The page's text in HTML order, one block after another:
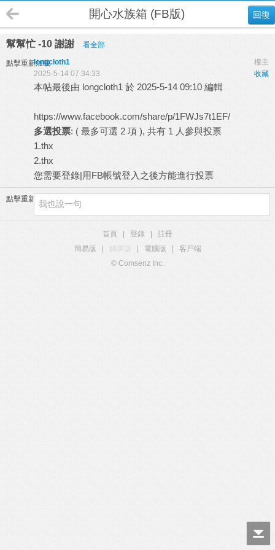
回復
開心水族箱 (FB版)
幫幫忙 -10 謝謝 看全部
點擊重新加載 樓主
longcloth1
收藏
2025-5-14 07:34:33
本帖最後由 longcloth1 於 2025-5-14 09:10 編輯
https://www.facebook.com/share/p/1FWJs7t1EF/
多選投票: ( 最多可選 2 項 ), 共有 1 人參與投票
1.thx
2.thx
您需要登錄|用FB帳號登入 之後方能進行投票
點擊重新加載
首頁 登錄
註冊
簡易版
觸屏版 電腦版
客戶端
© Comsenz Inc.